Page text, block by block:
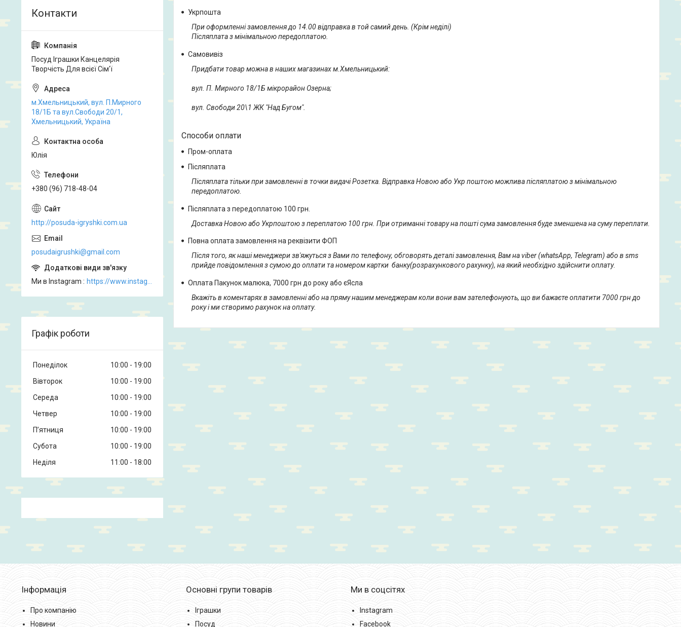
Укрпошта
При оформленні замовлення до 14.00 відправка в той самий день. (Крім неділі)
Післяплата з мінімальною передоплатою.
Самовивіз
Придбати товар можна в наших магазинах м.Хмельницький:
вул. П. Мирного 18/1Б мікрорайон Озерна;
вул. Свободи 20\1 ЖК "Над Бугом".
Способи оплати
Пром-оплата
Післяплата
Післяплата тільки при замовленні в точки видачі Розетка. Відправка Новою або Укр поштою можлива післяплатою з мінімальною
передоплатою.
Післяплата з передоплатою 100 грн.
Доставка Новою або Укрпоштою з переплатою 100 грн. При отриманні товару на пошті сума замовлення буде зменшена на суму переплати.
Повна оплата замовлення на реквізити ФОП
Після того, як наші менеджери зв'яжуться з Вами по телефону, обговорять деталі замовлення, Вам на viber (whatsApp, Telegram) або в sms
прийде повідомлення з сумою до оплати та номером картки  банку(розрахункового рахунку), на який необхідно здійснити оплату.
Оплата Пакунок малюка, 7000 грн до року або єЯсла
Вкажіть в коментарях в замовленні або на пряму нашим менеджерам коли вони вам зателефонують, що ви бажаєте оплатити 7000 грн до
року і ми створимо рахунок на оплату.
Посуд Іграшки Канцелярія
Творчість Для всієї Сім'ї
м.Хмельницький, вул. П.Мирного
18/1Б та вул.Свободи 20/1,
Хмельницький, Україна
Юлія
+380 (96) 718-48-04
http://posuda-igryshki.com.ua
posudaigrushki@gmail.com
Ми в Instagram
Графік роботи
Понеділок 10:00
19:00
Вівторок
10:00
19:00
Середа
10:00
19:00
Четвер
10:00
19:00
Пʼятниця
10:00
19:00
Субота
10:00
19:00
Неділя
11:00 18:00
Інформація
Про компанію
Новини
Основні групи товарів
Іграшки
Посуд
Ми в соцсітях
Instagram
Facebook